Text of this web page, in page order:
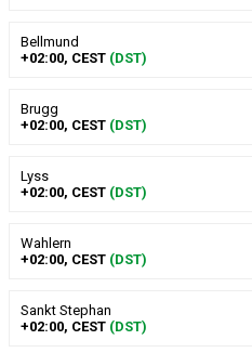
Bellmund
+02:00, CEST (DST)
Brugg
+02:00, CEST (DST)
Lyss
+02:00, CEST (DST)
Wahlern
+02:00, CEST (DST)
Sankt Stephan
+02:00, CEST (DST)